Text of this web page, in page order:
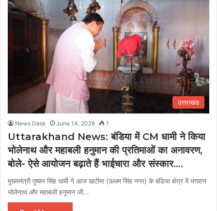
उत्तराखंड
News Desk June 14, 2026 1
Uttarakhand News: बंडिया में CM धामी ने किया
भोलेनाथ और महाबली हनुमान की प्रतिमाओं का अनावरण,
बोले- ऐसे आयोजन बढ़ाते हैं भाईचारा और संस्कार….
मुख्यमंत्री पुष्कर सिंह धामी ने आज खटीमा (ऊधम सिंह नगर) के बंडिया क्षेत्र में भगवान
भोलेनाथ और महाबली हनुमान जी…